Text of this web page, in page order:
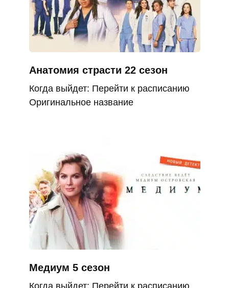
Анатомия страсти 22 сезон
Когда выйдет: Перейти к расписанию
Оригинальное название
Медиум 5 сезон